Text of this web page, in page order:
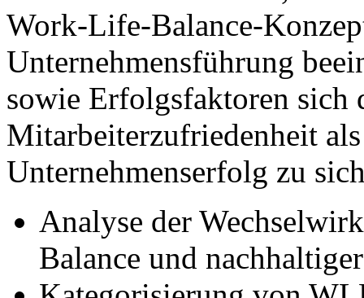
Work-Life-Balance-
Unternehmensführung
sowie Erfolgsfaktoren sich
Mitarbeiterzufriedenheit
Unternehmenserfolg zu
Analyse der
Balance und